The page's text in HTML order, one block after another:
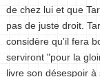
de chez lui et que
pas de juste droit.
considère qu'il fera
serviront "pour la
livre son désespoir